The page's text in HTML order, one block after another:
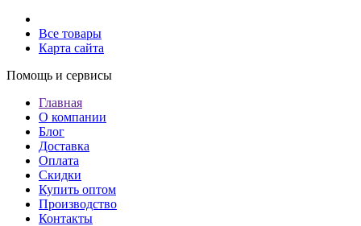
Все товары
Карта сайта
Помощь и сервисы
Главная
О компании
Блог
Доставка
Оплата
Скидки
Купить оптом
Производство
Контакты